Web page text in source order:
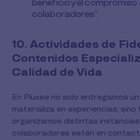
beneficio y el compromiso
colaboradores”.
10. Actividades de
Contenidos
Calidad de Vida
En Pluxee no solo entregamos
materializa en experiencias; sino
organizamos distintas
colaboradores estén en